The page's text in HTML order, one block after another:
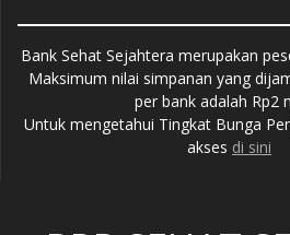
Bank Sehat Sejahtera merupakan
Maksimum nilai simpanan yang
per bank adalah Rp2
Untuk mengetahui Tingkat Bunga
akses di sini